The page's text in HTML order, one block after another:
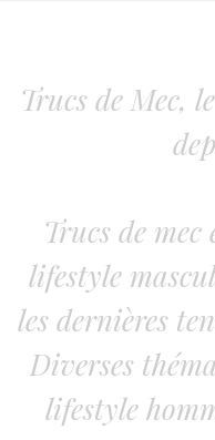
Trucs de Mec,
Trucs de
lifestyle
les dernières
Diverses
lifestyle